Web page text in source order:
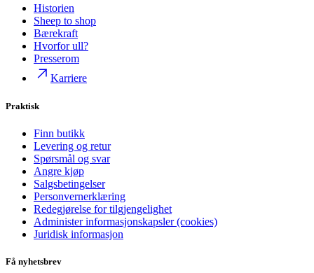
Historien
Sheep to shop
Bærekraft
Hvorfor ull?
Presserom
Karriere
Praktisk
Finn butikk
Levering og retur
Spørsmål og svar
Angre kjøp
Salgsbetingelser
Personvernerklæring
Redegjørelse for tilgjengelighet
Administer informasjonskapsler (cookies)
Juridisk informasjon
Få nyhetsbrev